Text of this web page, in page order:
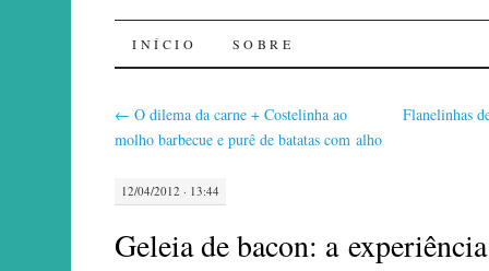
Sal de Bolinha
INÍCIO SOBRE
← O dilema da carne + Costelinha ao
molho barbecue e purê de batatas com alho
Flanelinhas
12/04/2012 · 13:44
Geleia de bacon: a experiência